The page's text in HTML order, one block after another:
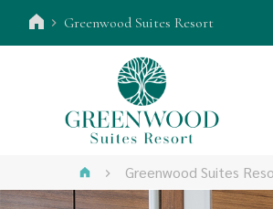
Greenwood Suites Resort
Greenwood Suites